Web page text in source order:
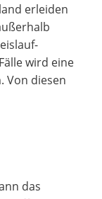
erleiden
wird eine
Von diesen
das